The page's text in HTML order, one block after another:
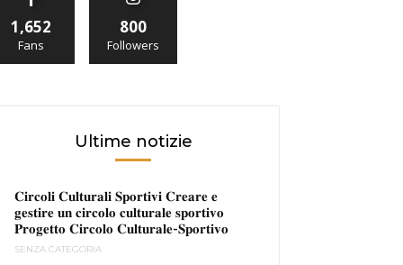
1,652
Fans
800
Followers
Ultime notizie
𝐂𝐢𝐫𝐜𝐨𝐥𝐢 𝐂𝐮𝐥𝐭𝐮𝐫𝐚𝐥𝐢 𝐒𝐩𝐨𝐫𝐭𝐢𝐯𝐢 𝐂𝐫𝐞𝐚𝐫𝐞 𝐞
𝐠𝐞𝐬𝐭𝐢𝐫𝐞 𝐮𝐧 𝐜𝐢𝐫𝐜𝐨𝐥𝐨 𝐜𝐮𝐥𝐭𝐮𝐫𝐚𝐥𝐞 𝐬𝐩𝐨𝐫𝐭𝐢𝐯𝐨
𝐏𝐫𝐨𝐠𝐞𝐭𝐭𝐨 𝐂𝐢𝐫𝐜𝐨𝐥𝐨 𝐂𝐮𝐥𝐭𝐮𝐫𝐚𝐥𝐞-𝐒𝐩𝐨𝐫𝐭𝐢𝐯𝐨
SENZA CATEGORIA